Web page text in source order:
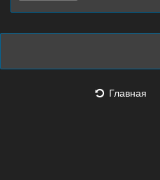
Главная